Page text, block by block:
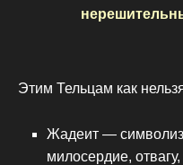
Этим Тельцам как
Жадеит —
милосердие,